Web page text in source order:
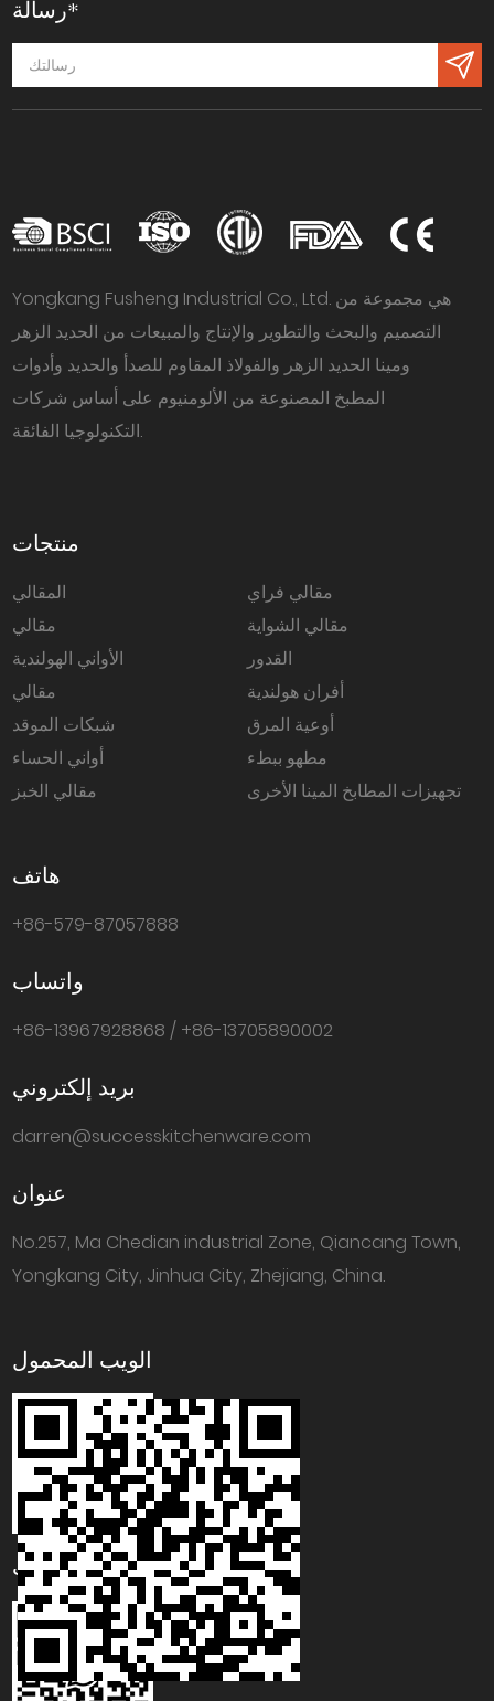
رسالة*
Yongkang Fusheng Industrial Co., Ltd. هي مجموعة من
التصميم والبحث والتطوير والإنتاج والمبيعات من الحديد الزهر
ومينا الحديد الزهر والفولاذ المقاوم للصدأ والحديد وأدوات
المطبخ المصنوعة من الألومنيوم على أساس شركات
التكنولوجيا الفائقة.
منتجات
المقالي
مقالي
الأواني الهولندية
مقالي
شبكات الموقد
أواني الحساء
مقالي الخبز
مقالي فراي
مقالي الشواية
القدور
أفران هولندية
أوعية المرق
مطهو ببطء
تجهيزات المطابخ المينا الأخرى
هاتف
+86-579-87057888
واتساب
+86-13967928868 / +86-13705890002
بريد إلكتروني
darren@successkitchenware.com
عنوان
No.257, Ma Chedian industrial Zone, Qiancang Town,
Yongkang City, Jinhua City, Zhejiang, China.
الويب المحمول
واتساب